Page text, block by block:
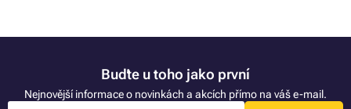
Buďte u toho jako první
Nejnovější informace o novinkách a akcích přímo na váš e-mail.